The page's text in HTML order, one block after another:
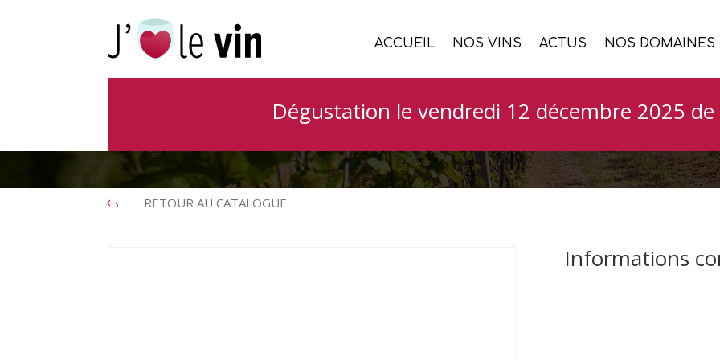
ACCUEIL NOS VINS ACTUS NOS DOMAINES
Dégustation le vendredi 12 décembre 2025 de
Cantina Frentana
J RETOUR AU CATALOGUE
Informations